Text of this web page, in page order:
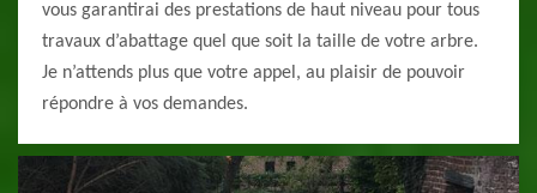
vous garantirai des prestations de haut niveau pour tous
travaux d’abattage quel que soit la taille de votre arbre.
Je n’attends plus que votre appel, au plaisir de pouvoir
répondre à vos demandes.